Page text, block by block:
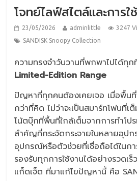
โจทย์ไลฟ์สไตล์และการใ
23/05/2026 adminlittle 3247
SANDISK Snoopy Collection
ความทรงจำวันวานที่พกพาไปได้ทุก
Limited-Edition Range
ปัญหาที่ทุกคนต้องเคยเจอ เมื่อพื้นที่
กว่าที่คิด ไม่ว่าจะเป็นสมาร์ทโฟนที่
โน้ตบุ๊กที่พื้นที่ใกล้เต็มจากการทำโป
สำคัญที่กระจัดกระจายในหลายอุป
อุปกรณ์หรือตัวช่วยที่เชื่อถือได้ในก
รองรับทุกการใช้งานได้อย่างรวดเร็
แก็ดเจ็ต ที่มาแก้ไขปัญหานี้ คือ